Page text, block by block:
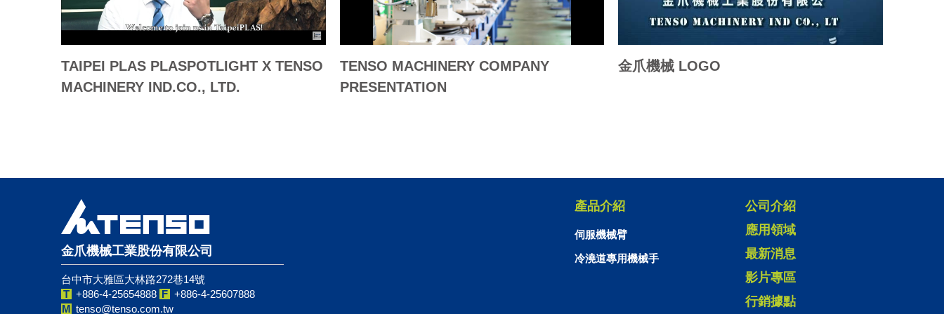
TAIPEI PLAS PLASPOTLIGHT X TENSO
MACHINERY IND.CO., LTD.
TENSO MACHINERY COMPANY
PRESENTATION
金爪機械 LOGO
金爪機械工業股份有限公司
台中市大雅區大林路272巷14號
T +886-4-25654888 F +886-4-25607888
M tenso@tenso.com.tw
產品介紹
伺服機械臂
冷澆道專用機械手
公司介紹
應用領域
最新消息
影片專區
行銷據點